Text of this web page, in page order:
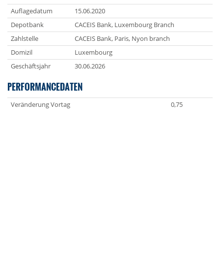
Auflagedatum
15.06.2020
Depotbank
CACEIS Bank, Luxembourg Branch
Zahlstelle
CACEIS Bank, Paris, Nyon branch
Domizil
Luxembourg
Geschäftsjahr
30.06.2026
PERFORMANCEDATEN
Veränderung Vortag 0,75